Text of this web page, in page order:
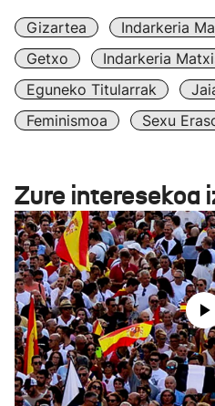
Gizartea Indarkeria
Getxo
Indarkeria
Eguneko Titularrak
Feminismoa
Sexu
Zure interesekoa